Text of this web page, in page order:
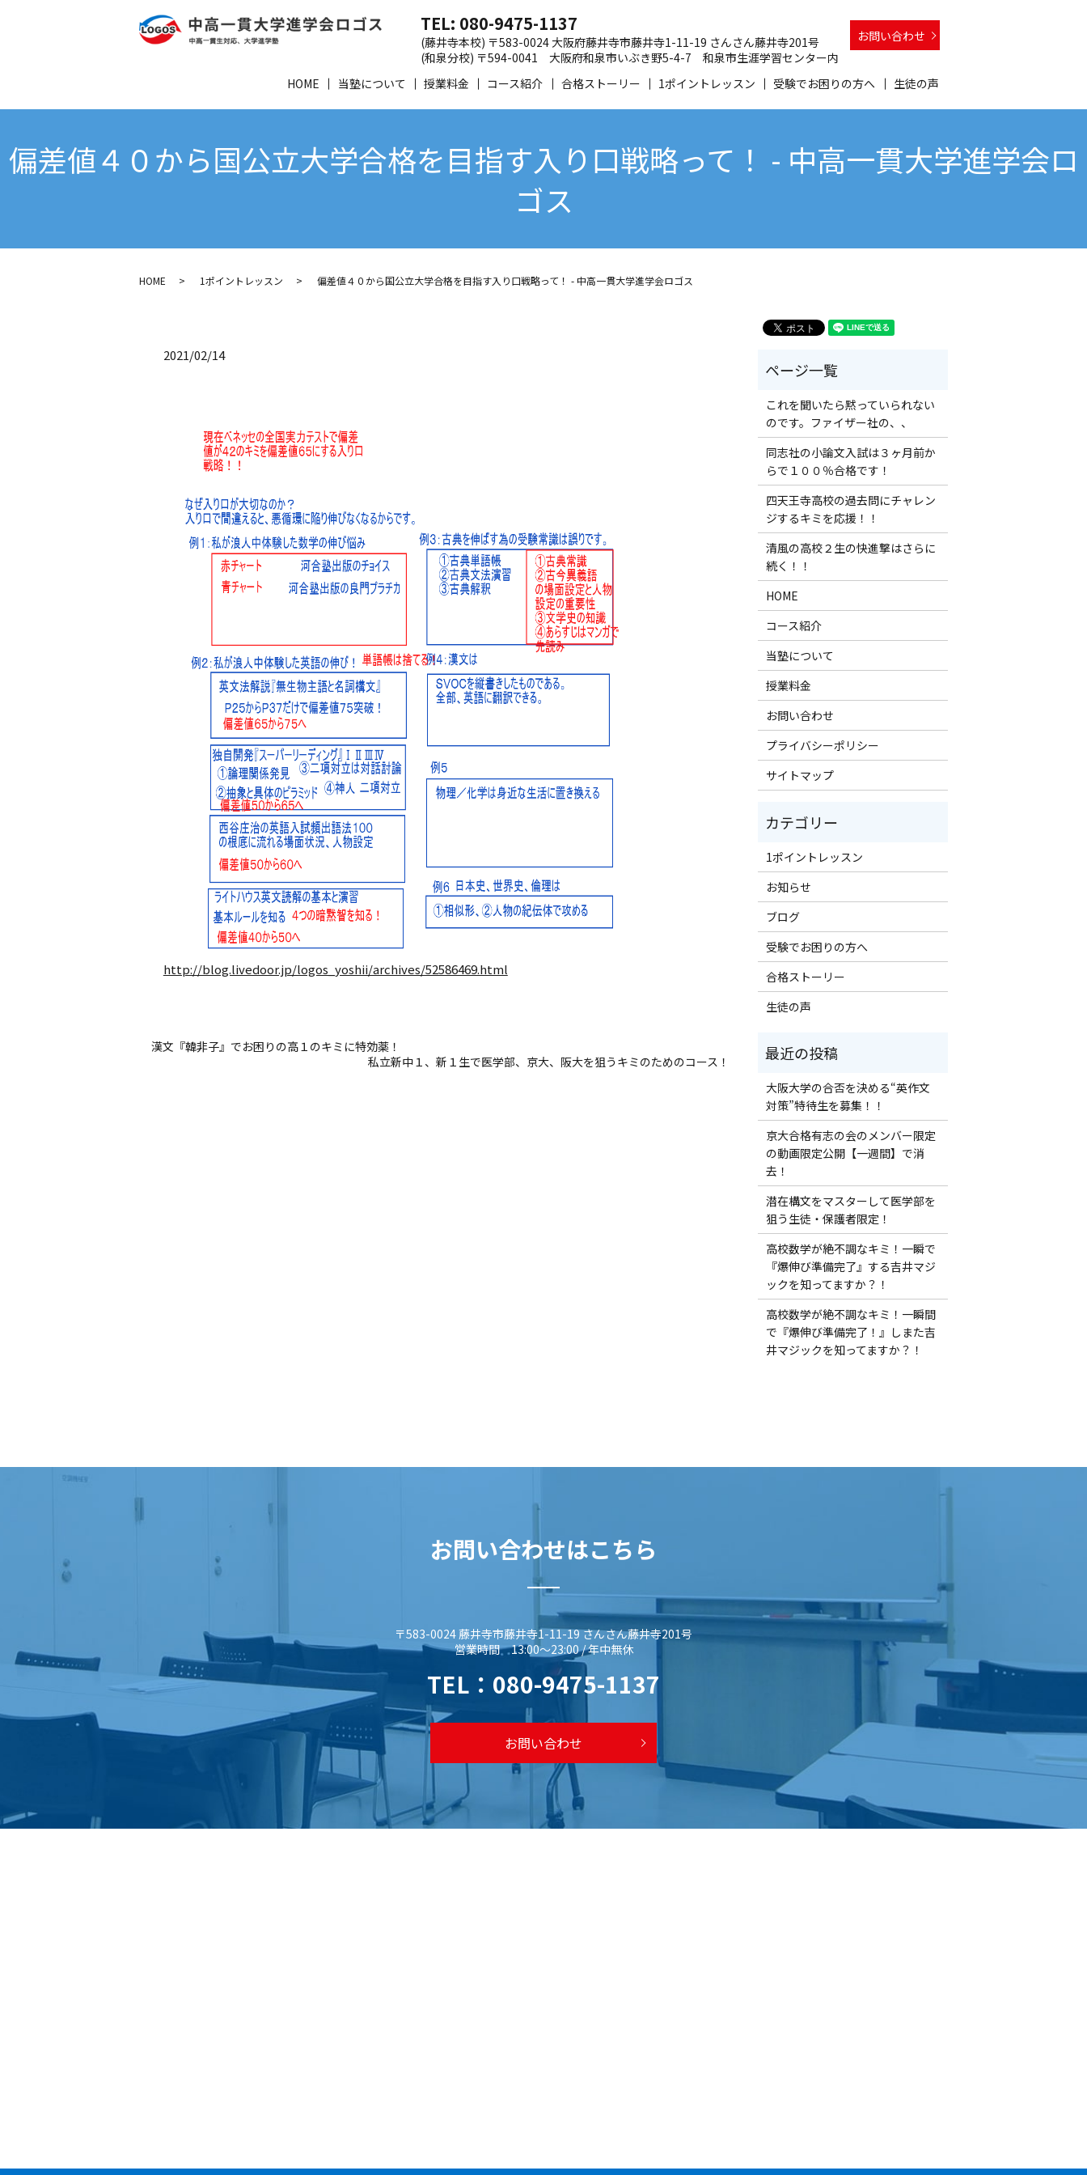
HOME 当塾について 授業料金 コース紹介 合格ストーリー 1ポイントレッスン 受験でお困りの方へ 生徒の声
TEL: 080-9475-1137
(藤井寺本校) 〒583-0024 大阪府藤井寺市藤井寺1-11-19 さんさん藤井寺201号
(和泉分校) 〒594-0041 大阪府和泉市いぶき野5-4-7 和泉市生涯学習センター内
お問い合わせ
偏差値４０から国公立大学合格を目指す入り口戦略って！ - 中高一貫大学進学会ロ
ゴス
HOME 1ポイントレッスン 偏差値４０から国公立大学合格を目指す入り口戦略って！ - 中高一貫大学進学会ロゴス
2021/02/14
http://blog.livedoor.jp/logos_yoshii/archives/52586469.html
漢文『韓非子』でお困りの高１のキミに特効薬！
私立新中１、新１生で医学部、京大、阪大を狙うキミのためのコース！
これを聞いたら黙っていられない
のです。ファイザー社の、、
同志社の小論文入試は３ヶ月前か
らで１００％合格です！
四天王寺高校の過去問にチャレン
ジするキミを応援！！
清風の高校２生の快進撃はさらに
続く！！
HOME
コース紹介
当塾について
授業料金
お問い合わせ
プライバシーポリシー
サイトマップ
1ポイントレッスン
お知らせ
ブログ
受験でお困りの方へ
合格ストーリー
生徒の声
大阪大学の合否を決める“英作文
対策”特待生を募集！！
京大合格有志の会のメンバー限定
の動画限定公開【一週間】で消
去！
潜在構文をマスターして医学部を
狙う生徒・保護者限定！
高校数学が絶不調なキミ！一瞬で
『爆伸び準備完了』する吉井マジ
ックを知ってますか？！
高校数学が絶不調なキミ！一瞬間
で『爆伸び準備完了！』しまた吉
井マジックを知ってますか？！
お問い合わせはこちら
〒583-0024 藤井寺市藤井寺1-11-19 さんさん藤井寺201号
営業時間 13:00～23:00 / 年中無休
TEL： 080-9475-1137
お問い合わせ